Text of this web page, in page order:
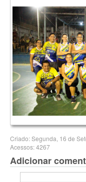
Criado: Segunda, 16 de
Acessos: 4267
Adicionar